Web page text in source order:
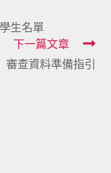
生名單
下一篇文章
審查資料準備指引